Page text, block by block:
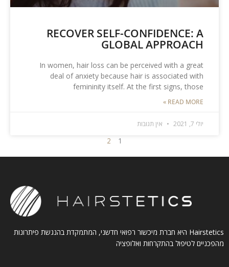
RECOVER SELF-CONFIDENCE: A
GLOBAL APPROACH
In women, hair loss can be perceived with a great
deal of anxiety because hair is associated with
femininity itself. At the first signs, those
READ MORE »
יולי 7, 2021 אין תגובות
1
2
Hairstetics היא חברת מיכשור רפואי חדשני, המתמקדת בהנגשת פיתרונות
מהפכניים לטיפול בהתקרחות ואלופציה